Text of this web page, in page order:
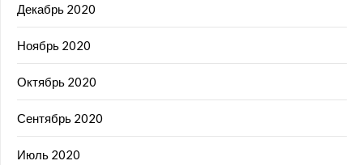
Декабрь 2020
Ноябрь 2020
Октябрь 2020
Сентябрь 2020
Июль 2020